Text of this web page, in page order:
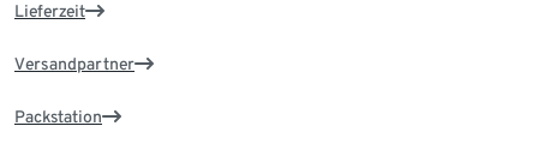
Lieferzeit
Versandpartner
Packstation